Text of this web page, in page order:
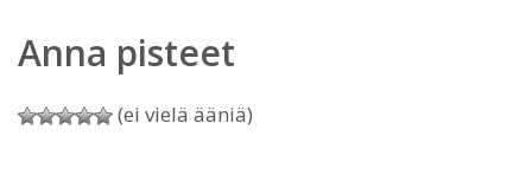
Anna pisteet
(ei vielä ääniä)